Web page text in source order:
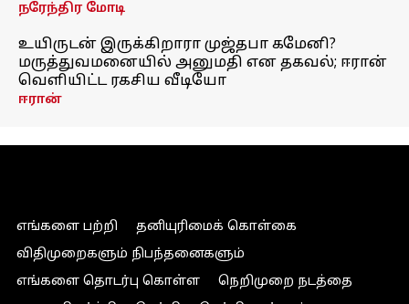
நரேந்திர மோடி
உயிருடன் இருக்கிறாரா முஜ்தபா கமேனி?
மருத்துவமனையில் அனுமதி என தகவல்; ஈரான்
வெளியிட்ட ரகசிய வீடியோ
ஈரான்
எங்களை பற்றி
தனியுரிமைக் கொள்கை
விதிமுறைகளும் நிபந்தனைகளும்
எங்களை தொடர்பு கொள்ள
நெறிமுறை நடத்தை